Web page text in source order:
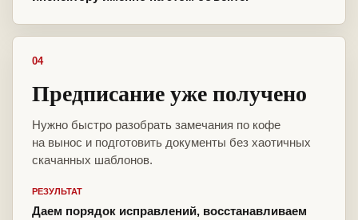
04
Предписание уже получено
Нужно быстро разобрать замечания по кофе
на вынос и подготовить документы без хаотичных
скачанных шаблонов.
РЕЗУЛЬТАТ
Даем порядок исправлений, восстанавливаем